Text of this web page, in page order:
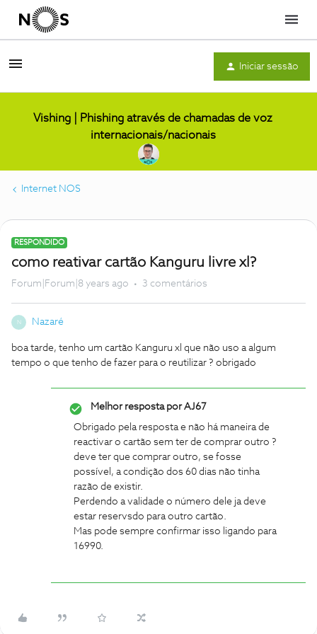
Menu
Iniciar sessão
Vishing | Phishing através de chamadas de voz
internacionais/nacionais
Internet NOS
RESPONDIDO
como reativar cartão Kanguru livre xl?
Forum|Forum|8 years ago 3 comentários
N Nazaré
boa tarde, tenho um cartão Kanguru xl que não uso a algum
tempo o que tenho de fazer para o reutilizar ? obrigado
Melhor resposta porAJ67
Obrigado pela resposta e não há maneira de
reactivar o cartão sem ter de comprar outro ?
deve ter que comprar outro, se fosse
possível, a condição dos 60 dias não tinha
razão de existir.
Perdendo a validade o número dele ja deve
estar reservsdo para outro cartão.
Mas pode sempre confirmar isso ligando para
16990.